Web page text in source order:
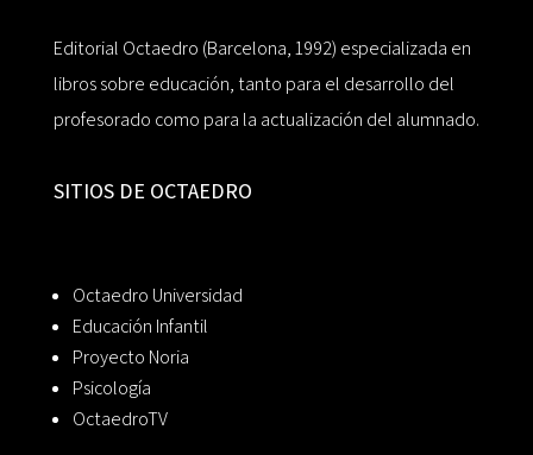
Editorial Octaedro (Barcelona, 1992) especializada en
libros sobre educación, tanto para el desarrollo del
profesorado como para la actualización del alumnado.
SITIOS DE OCTAEDRO
Octaedro Universidad
Educación Infantil
Proyecto Noria
Psicología
OctaedroTV